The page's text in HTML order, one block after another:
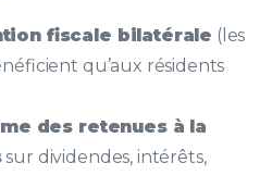
fiscale bilatérale (les
qu’aux résidents
des retenues à la
sur dividendes, intérêts,